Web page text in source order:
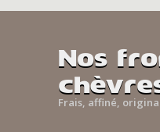
Nos
Frais, affiné,